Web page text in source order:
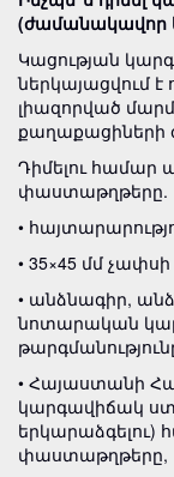
(ժամանակավոր
Կացության
ներկայացվում
լիազորված
քաղաքացիների
Դիմելու համար
փաստաթղթերը.
•
• 35×45 մմ
• անձնագիր,
նոտարական
• Հայաստանի
կարգավիճակ
փաստաթղթերը,